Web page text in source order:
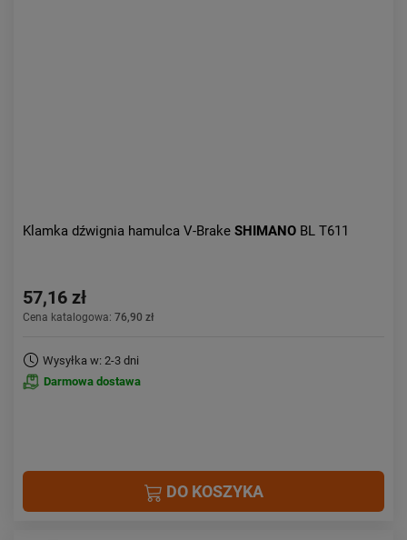
Klamka dźwignia hamulca V-Brake SHIMANO BL T611
57,16 zł
Cena katalogowa: 76,90 zł
Wysyłka w: 2-3 dni
Darmowa dostawa
DO KOSZYKA